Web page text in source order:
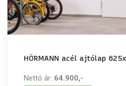
HÖRMANN acél ajtólap
Nettó ár: 64.900,-